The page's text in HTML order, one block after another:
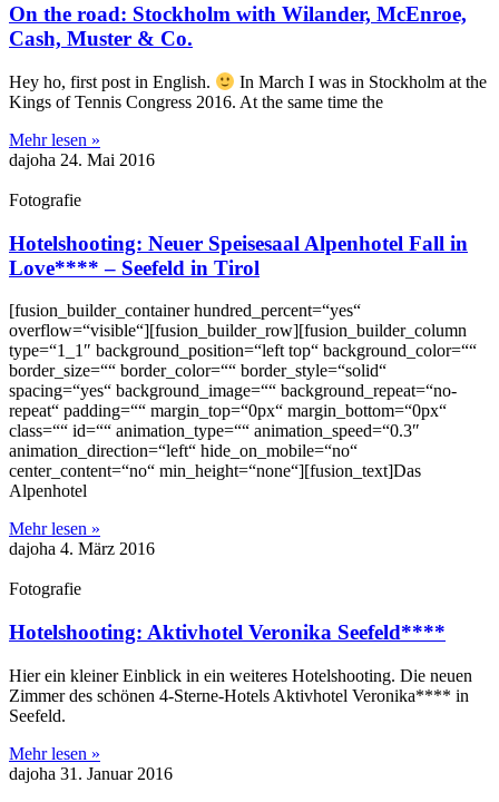
On the road: Stockholm with Wilander, McEnroe,
Cash, Muster & Co.
Hey ho, first post in English.
In March I was in Stockholm at the
Kings of Tennis Congress 2016. At the same time the
Mehr lesen »
dajoha 24. Mai 2016
Fotografie
Hotelshooting: Neuer Speisesaal Alpenhotel Fall in
Love**** – Seefeld in Tirol
[fusion_builder_container hundred_percent=“yes“
overflow=“visible“][fusion_builder_row][fusion_builder_column
type=“1_1″ background_position=“left top“ background_color=““
border_size=““ border_color=““ border_style=“solid“
spacing=“yes“ background_image=““ background_repeat=“no-
repeat“ padding=““ margin_top=“0px“ margin_bottom=“0px“
class=““ id=““ animation_type=““ animation_speed=“0.3″
animation_direction=“left“ hide_on_mobile=“no“
center_content=“no“ min_height=“none“][fusion_text]Das
Alpenhotel
Mehr lesen »
dajoha 4. März 2016
Fotografie
Hotelshooting: Aktivhotel Veronika Seefeld****
Hier ein kleiner Einblick in ein weiteres Hotelshooting. Die neuen
Zimmer des schönen 4-Sterne-Hotels Aktivhotel Veronika**** in
Seefeld.
Mehr lesen »
dajoha 31. Januar 2016